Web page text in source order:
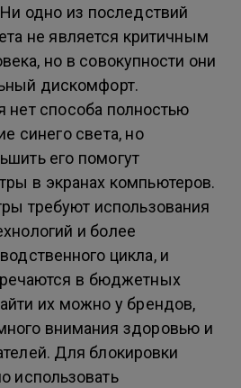
одно из последствий
не является критичным
но в совокупности они
дискомфорт.
нет способа полностью
синего света, но
его помогут
в экранах компьютеров.
требуют использования
и более
цикла, и
в бюджетных
их можно у брендов,
внимания здоровью и
Для блокировки
использовать